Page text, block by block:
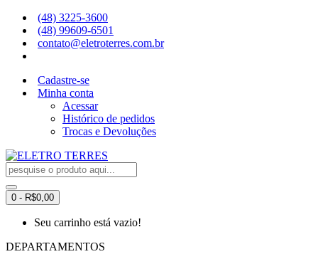
(48) 3225-3600
(48) 99609-6501
contato@eletroterres.com.br
Cadastre-se
Minha conta
Acessar
Histórico de pedidos
Trocas e Devoluções
0 - R$0,00
Seu carrinho está vazio!
DEPARTAMENTOS